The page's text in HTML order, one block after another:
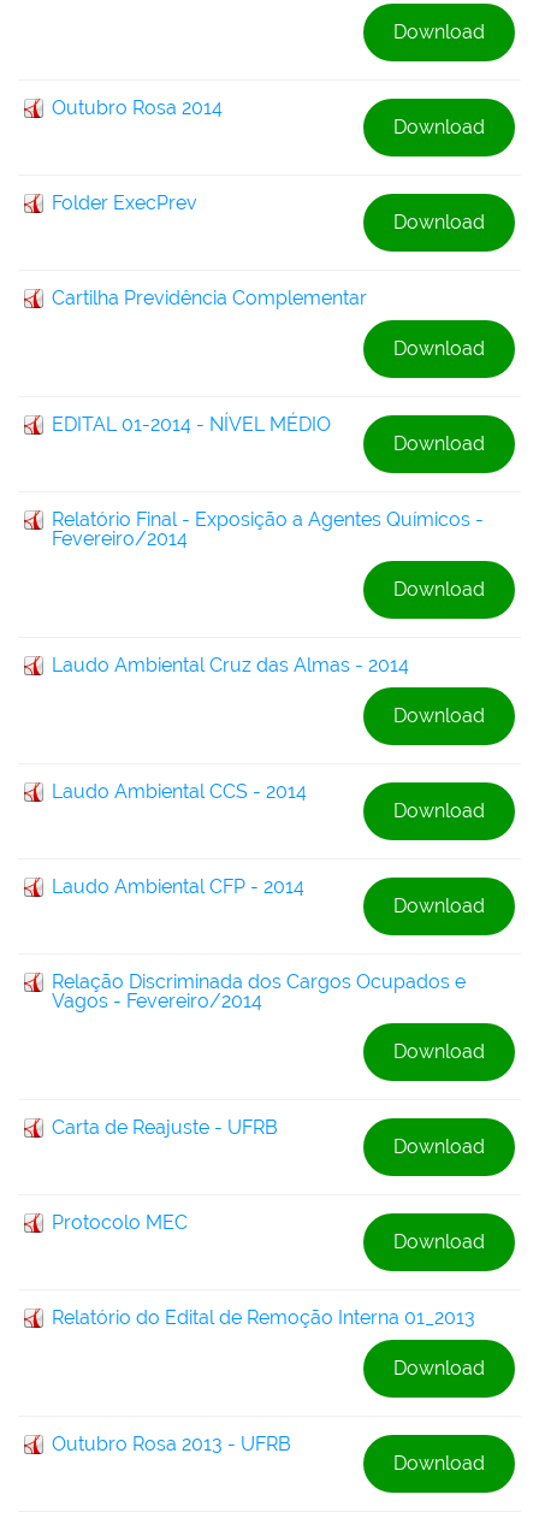
Download
Outubro Rosa 2014
Download
Folder ExecPrev
Download
Cartilha Previdência Complementar
Download
EDITAL 01-2014 - NÍVEL MÉDIO
Download
Relatório Final - Exposição a Agentes Químicos -
Fevereiro/2014
Download
Laudo Ambiental Cruz das Almas - 2014
Download
Laudo Ambiental CCS - 2014
Download
Laudo Ambiental CFP - 2014
Download
Relação Discriminada dos Cargos Ocupados e
Vagos - Fevereiro/2014
Download
Carta de Reajuste - UFRB
Download
Protocolo MEC
Download
Relatório do Edital de Remoção Interna 01_2013
Download
Outubro Rosa 2013 - UFRB
Download